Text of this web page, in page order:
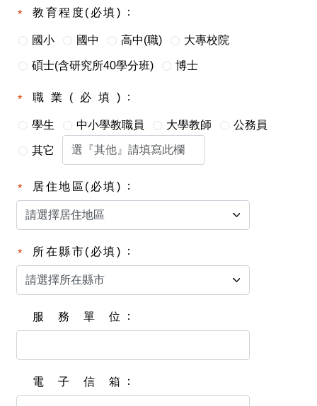
教育程度(必填)
國小 國中 高中(職) 大專校院
碩士(含研究所40學分班) 博士
職業(必填)
學生 中小學教職員 大學教師 公務員
其它
居住地區(必填)
所在縣市(必填)
服務單位
電子信箱